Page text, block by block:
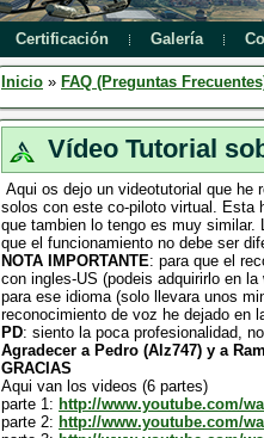
Certificación Galería
Inicio » FAQ (Preguntas
Vídeo Tutorial
Aqui os dejo un videotutorial que he
solos con este co-piloto virtual. Esta
que tambien lo tengo es muy similar.
que el funcionamiento no debe ser
NOTA IMPORTANTE: para que el
con ingles-US (podeis adquirirlo en
para ese idioma (solo llevara unos
reconocimiento de voz he dejado en
PD: siento la poca profesionalidad,
Agradecer a Pedro (Alz747) y a
GRACIAS
Aqui van los videos (6 partes)
parte 1: http://www.youtube.com/
parte 2: http://www.youtube.com/